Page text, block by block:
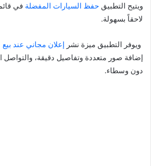
ويتيح التطبيق حفظ السيارات المفضلة في
لاحقاً بسهولة.
ويوفر التطبيق ميزة نشر إعلان مجاني عند
إضافة صور متعددة وتفاصيل دقيقة، والتواصل
دون وسطاء.